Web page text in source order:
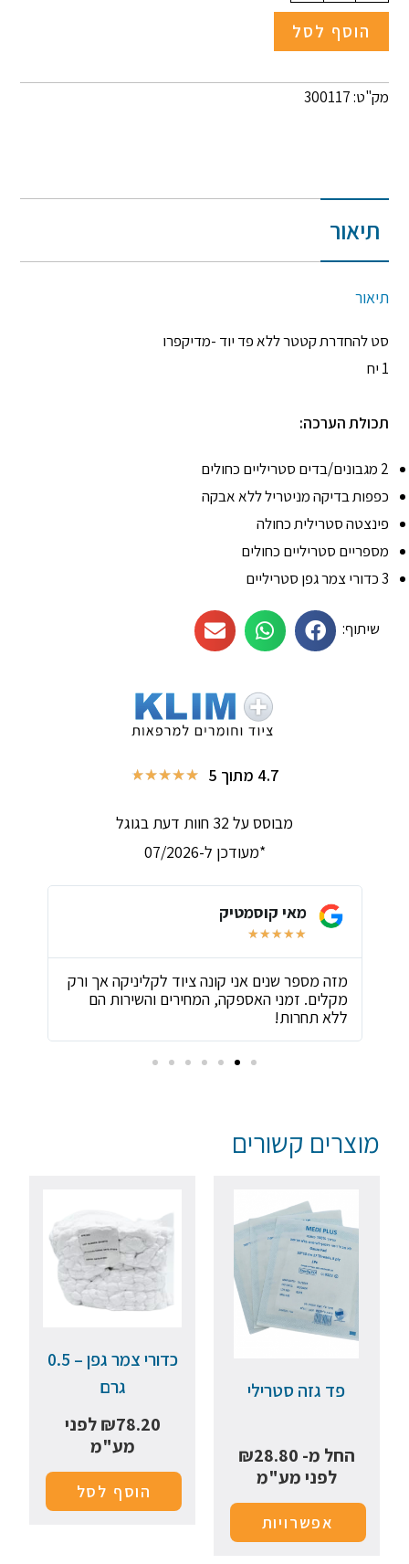
הוסף לסל
מק"ט: 300117
תיאור
תיאור
סט להחדרת קטטר ללא פד יוד -מדיקפרו
1 יח
תכולת הערכה:
2 מגבונים/בדים סטריליים כחולים
כפפות בדיקה מניטריל ללא אבקה
פינצטה סטרילית כחולה
מספריים סטריליים כחולים
3 כדורי צמר גפן סטריליים
שיתוף:
4.7 מתוך 5 ★
★
★
★
★
מבוסס על 32 חוות דעת בגוגל
*מעודכן ל-07/2026
מאי קוסמטיק
★
★
★
★
★
מזה מספר שנים אני קונה ציוד לקליניקה אך ורק
מקלים. זמני האספקה, המחירים והשירות הם
ללא תחרות!
מוצרים קשורים
פד גזה סטרילי
החל מ- ₪28.80
לפני מע"מ
אפשרויות
כדורי צמר גפן – 0.5
גרם
₪78.20
לפני
מע"מ
הוסף לסל